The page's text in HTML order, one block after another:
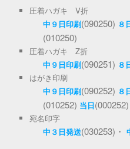
圧着ハガキ V折
中９日印刷(090250) ８
(010250)
圧着ハガキ Z折
中９日印刷(090251) ８
はがき印刷
中９日印刷(090252) ８
(010252) 当日(000252)
宛名印字
中３日発送(030253)・